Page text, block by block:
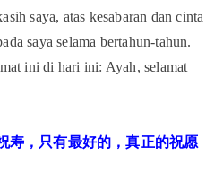
saya, atas kesabaran dan cinta
saya selama bertahun-tahun.
ini di hari ini: Ayah, selamat
寿，只有最好的，真正的祝愿